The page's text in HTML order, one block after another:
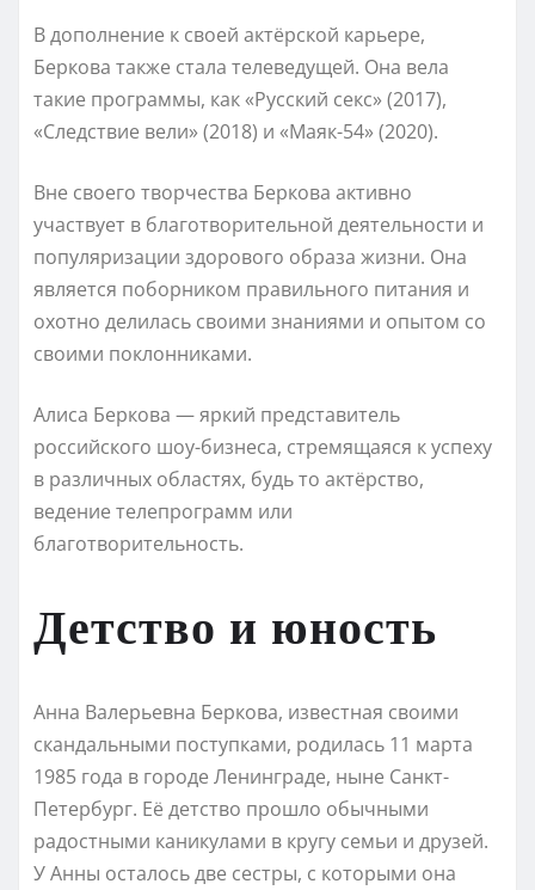
В дополнение к своей актёрской карьере,
Беркова также стала телеведущей. Она вела
такие программы, как «Русский секс» (2017),
«Следствие вели» (2018) и «Маяк-54» (2020).
Вне своего творчества Беркова активно
участвует в благотворительной деятельности и
популяризации здорового образа жизни. Она
является поборником правильного питания и
охотно делилась своими знаниями и опытом со
своими поклонниками.
Алиса Беркова — яркий представитель
российского шоу-бизнеса, стремящаяся к успеху
в различных областях, будь то актёрство,
ведение телепрограмм или
благотворительность.
Детство и юность
Анна Валерьевна Беркова, известная своими
скандальными поступками, родилась 11 марта
1985 года в городе Ленинграде, ныне Санкт-
Петербург. Её детство прошло обычными
радостными каникулами в кругу семьи и друзей.
У Анны осталось две сестры, с которыми она